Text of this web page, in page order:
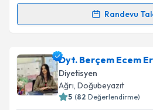
Randevu
Randevu Takvimi Talebi
Uzm. Dyt. İzel Gözübekiçin
oluşturun. Size bu uzmandan
takvim hazırlandığında e-
Dyt. Berçem Ecem
Diyetisyen
Ağrı, Doğubeyazıt
5 (82 Değerlendirme)